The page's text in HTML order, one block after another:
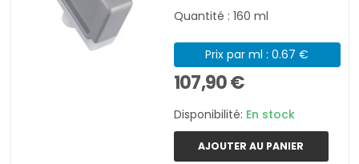
Quantité : 160 ml
Prix par ml : 0.67 €
107,90 €
Disponibilité: En stock
AJOUTER AU PANIER